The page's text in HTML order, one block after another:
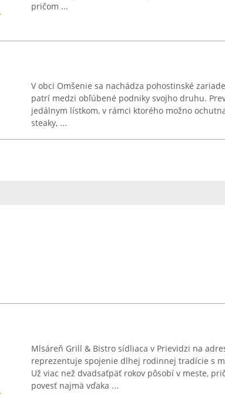
pričom ...
V obci Omšenie sa nachádza pohostinské
patrí medzi obľúbené podniky svojho druhu.
jedálnym lístkom, v rámci ktorého možno
steaky, ...
Mlsáreň Grill & Bistro sídliaca v Prievidzi na
reprezentuje spojenie dlhej rodinnej tradície s
Už viac než dvadsaťpäť rokov pôsobí v meste,
povesť najmä vďaka ...